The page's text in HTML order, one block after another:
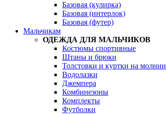
Базовая (кулирка)
Базовая (интерлок)
Базовая (футер)
Мальчикам
ОДЕЖДА ДЛЯ МАЛЬЧИКОВ
Костюмы спортивные
Штаны и брюки
Толстовки и куртки на молнии
Водолазки
Джемпера
Комбинезоны
Комплекты
Футболки